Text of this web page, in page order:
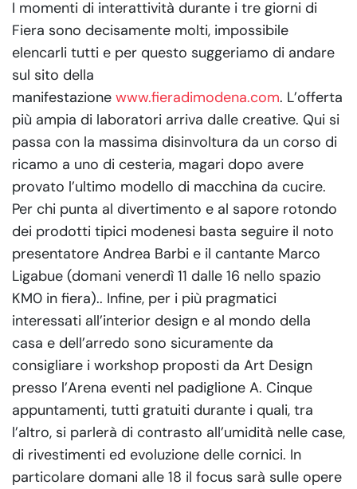
I momenti di interattività durante i tre giorni di
Fiera sono decisamente molti, impossibile
elencarli tutti e per questo suggeriamo di andare
sul sito della
manifestazione www.fieradimodena.com. L’offerta
più ampia di laboratori arriva dalle creative. Qui si
passa con la massima disinvoltura da un corso di
ricamo a uno di cesteria, magari dopo avere
provato l’ultimo modello di macchina da cucire.
Per chi punta al divertimento e al sapore rotondo
dei prodotti tipici modenesi basta seguire il noto
presentatore Andrea Barbi e il cantante Marco
Ligabue (domani venerdì 11 dalle 16 nello spazio
KM0 in fiera).. Infine, per i più pragmatici
interessati all’interior design e al mondo della
casa e dell’arredo sono sicuramente da
consigliare i workshop proposti da Art Design
presso l’Arena eventi nel padiglione A. Cinque
appuntamenti, tutti gratuiti durante i quali, tra
l’altro, si parlerà di contrasto all’umidità nelle case,
di rivestimenti ed evoluzione delle cornici. In
particolare domani alle 18 il focus sarà sulle opere